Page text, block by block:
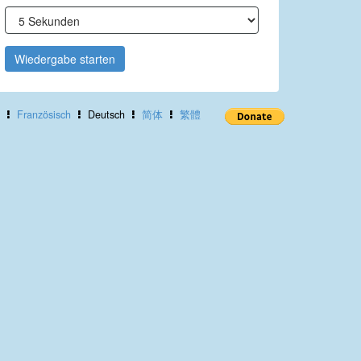
Wiedergabe starten
Französisch Deutsch 简体 繁體